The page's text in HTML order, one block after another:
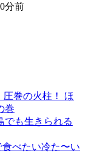
分前
圧巻の火柱！ ほ
巻
でも生きられる
べたい冷た〜い